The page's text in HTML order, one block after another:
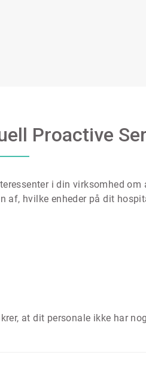
Proactive
i din virksomhed
hvilke enheder på dit
at dit personale ikke har